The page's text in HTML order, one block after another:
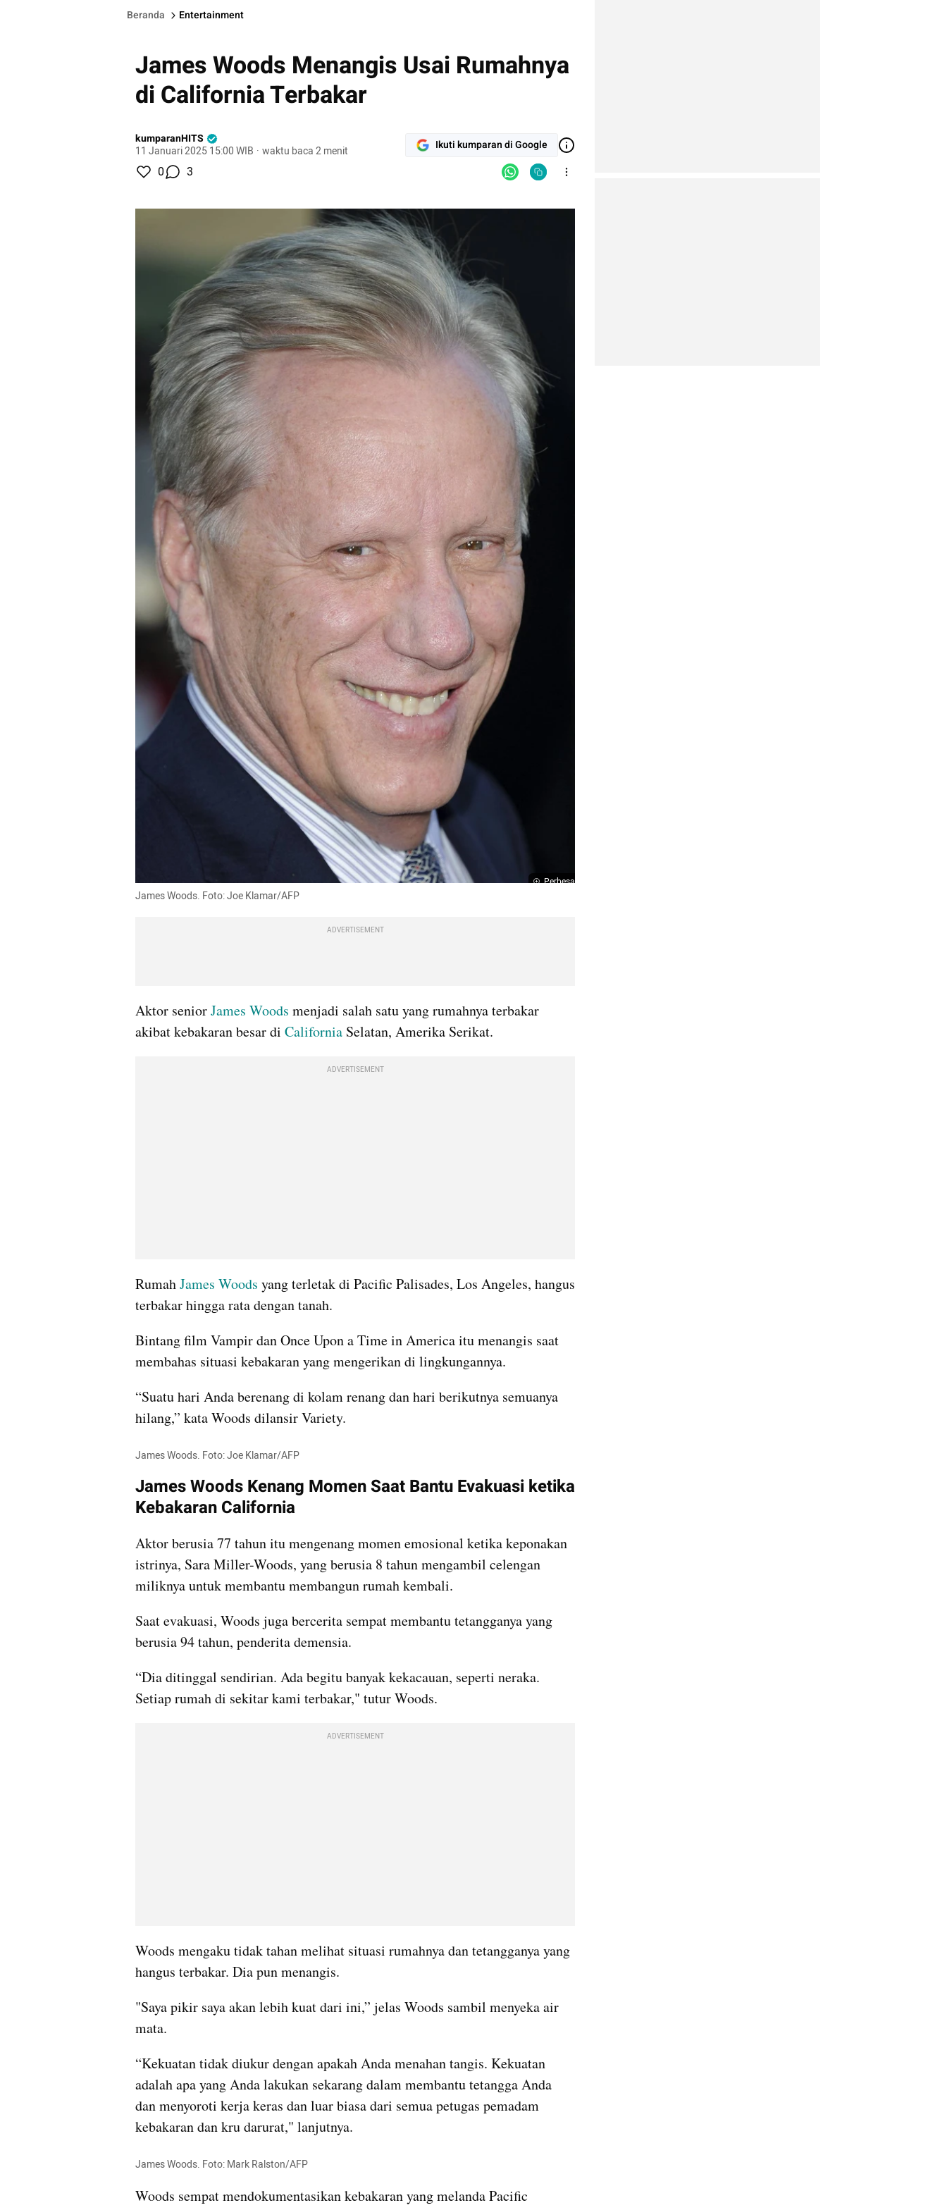
Beranda Entertainment
James Woods Menangis Usai Rumahnya
di California Terbakar
kumparanHITS
11 Januari 2025 15:00 WIB · waktu baca 2 menit Ikuti kumparan di Google
0 3
Perbesar
James Woods. Foto: Joe Klamar/AFP
ADVERTISEMENT
Aktor senior James Woods menjadi salah satu yang rumahnya terbakar
akibat kebakaran besar di California Selatan, Amerika Serikat.
ADVERTISEMENT
Rumah James Woods yang terletak di Pacific Palisades, Los Angeles, hangus
terbakar hingga rata dengan tanah.
Bintang film Vampir dan Once Upon a Time in America itu menangis saat
membahas situasi kebakaran yang mengerikan di lingkungannya.
“Suatu hari Anda berenang di kolam renang dan hari berikutnya semuanya
hilang,” kata Woods dilansir Variety.
James Woods. Foto: Joe Klamar/AFP
James Woods Kenang Momen Saat Bantu Evakuasi ketika
Kebakaran California
Aktor berusia 77 tahun itu mengenang momen emosional ketika keponakan
istrinya, Sara Miller-Woods, yang berusia 8 tahun mengambil celengan
miliknya untuk membantu membangun rumah kembali.
Saat evakuasi, Woods juga bercerita sempat membantu tetangganya yang
berusia 94 tahun, penderita demensia.
“Dia ditinggal sendirian. Ada begitu banyak kekacauan, seperti neraka.
Setiap rumah di sekitar kami terbakar," tutur Woods.
ADVERTISEMENT
Woods mengaku tidak tahan melihat situasi rumahnya dan tetangganya yang
hangus terbakar. Dia pun menangis.
"Saya pikir saya akan lebih kuat dari ini,” jelas Woods sambil menyeka air
mata.
“Kekuatan tidak diukur dengan apakah Anda menahan tangis. Kekuatan
adalah apa yang Anda lakukan sekarang dalam membantu tetangga Anda
dan menyoroti kerja keras dan luar biasa dari semua petugas pemadam
kebakaran dan kru darurat," lanjutnya.
James Woods. Foto: Mark Ralston/AFP
Woods sempat mendokumentasikan kebakaran yang melanda Pacific